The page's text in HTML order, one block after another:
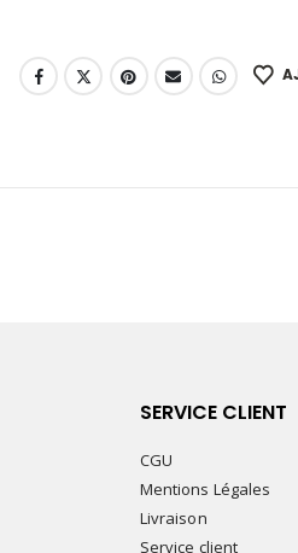
SERVICE CLIENT
CGU
Mentions Légales
Livraison
Service client